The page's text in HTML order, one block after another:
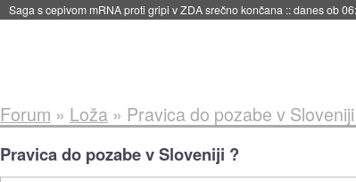
Saga s cepivom mRNA proti gripi v ZDA srečno končana ::danes ob
Forum » Loža» Pravica do pozabe v
Pravica do pozabe v Sloveniji ?